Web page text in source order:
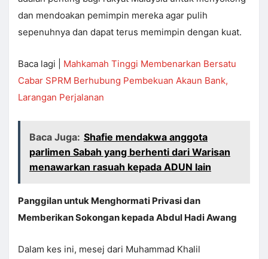
dan mendoakan pemimpin mereka agar pulih
sepenuhnya dan dapat terus memimpin dengan kuat.
Baca lagi | Mahkamah Tinggi Membenarkan Bersatu
Cabar SPRM Berhubung Pembekuan Akaun Bank,
Larangan Perjalanan
Baca Juga: Shafie mendakwa anggota
parlimen Sabah yang berhenti dari Warisan
menawarkan rasuah kepada ADUN lain
Panggilan untuk Menghormati Privasi dan
Memberikan Sokongan kepada Abdul Hadi Awang
Dalam kes ini, mesej dari Muhammad Khalil